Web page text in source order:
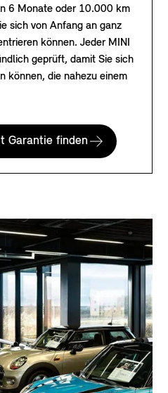
6 Monate oder 10.000 km
sich von Anfang an ganz
können. Jeder MINI
geprüft, damit Sie sich
können, die nahezu einem
Garantie finden